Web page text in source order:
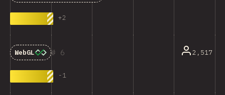
+2
6
WebGL
-1
2,517